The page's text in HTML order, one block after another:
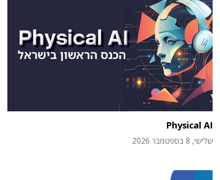
Physical AI
שלישי, 8 בספטמבר 2026